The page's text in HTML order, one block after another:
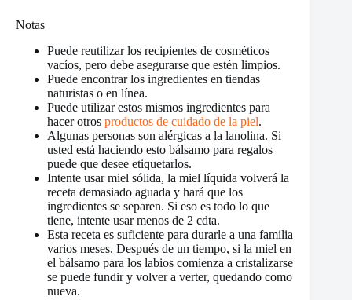
Notas
Puede reutilizar los recipientes de cosméticos
vacíos, pero debe asegurarse que estén limpios.
Puede encontrar los ingredientes en tiendas
naturistas o en línea.
Puede utilizar estos mismos ingredientes para
hacer otros productos de cuidado de la piel.
Algunas personas son alérgicas a la lanolina. Si
usted está haciendo esto bálsamo para regalos
puede que desee etiquetarlos.
Intente usar miel sólida, la miel líquida volverá la
receta demasiado aguada y hará que los
ingredientes se separen. Si eso es todo lo que
tiene, intente usar menos de 2 cdta.
Esta receta es suficiente para durarle a una familia
varios meses. Después de un tiempo, si la miel en
el bálsamo para los labios comienza a cristalizarse
se puede fundir y volver a verter, quedando como
nueva.